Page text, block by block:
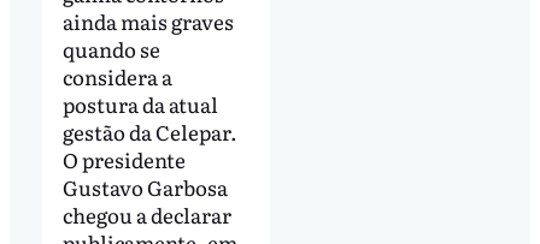
ainda mais graves
quando se
considera a
postura da atual
gestão da Celepar.
O presidente
Gustavo Garbosa
chegou a declarar